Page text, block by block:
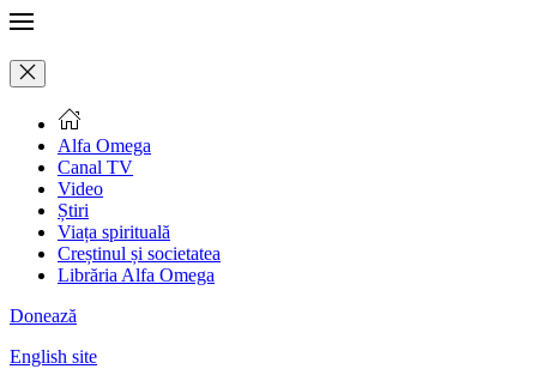
Alfa Omega
Canal TV
Video
Știri
Viața spirituală
Creștinul și societatea
Librăria Alfa Omega
Donează
English site